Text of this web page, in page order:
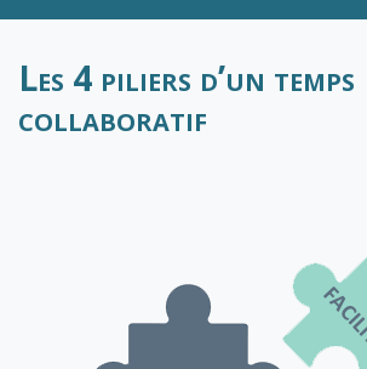
Les 4 piliers d’un temps
collaboratif